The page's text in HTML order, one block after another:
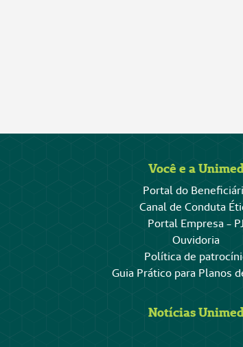
Você e a
Portal do
Canal de Conduta
Portal Empresa - PJ
Ouvidoria
Política de
Guia Prático para Planos
Notícias